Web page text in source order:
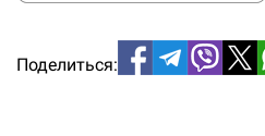
Поделиться: